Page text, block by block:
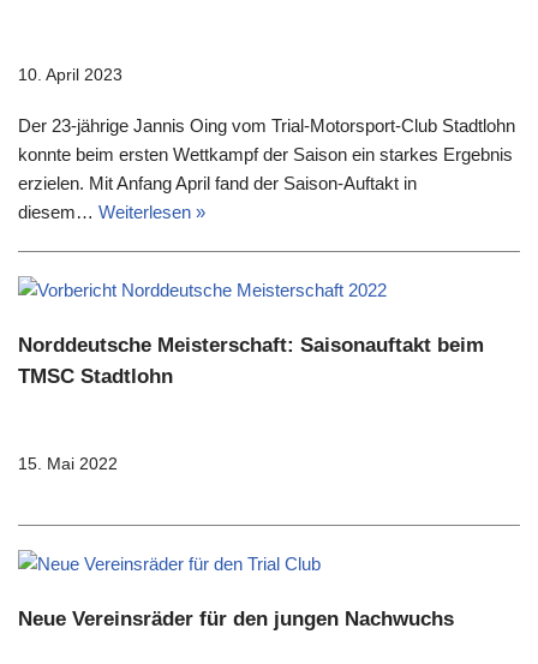
10. April 2023
Der 23-jährige Jannis Oing vom Trial-Motorsport-Club Stadtlohn
konnte beim ersten Wettkampf der Saison ein starkes Ergebnis
erzielen. Mit Anfang April fand der Saison-Auftakt in
diesem… Weiterlesen »
Norddeutsche Meisterschaft: Saisonauftakt beim
TMSC Stadtlohn
15. Mai 2022
Neue Vereinsräder für den jungen Nachwuchs